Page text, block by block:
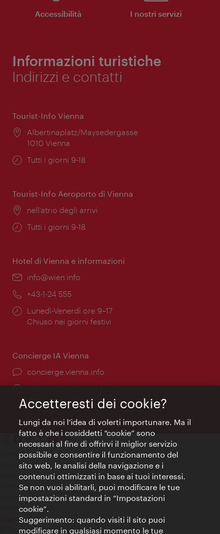
Accessibilità I nostri servizi
Informazioni turistiche
Indirizzi e contatti
Tourist-Info Vienna
Posizione:
Albertinaplatz/Maysedergasse
1010 Vienna
Orari
Tutti i giorni 9-18
Tourist-Info Aeroporto di Vienna
Posizione:
nell’atrio degli arrivi
Orari
Tutti i giorni 9-18
Hotel di Vienna e informazioni
Email:
info@wien.info
Telefono:
+43-1-24 555
Orari
di
Lunedì-Venerdì ore 9–17
Chiuso nei giorni festivi
Concierge IA Vienna
Ort:
concierge.vienna.info
Öffnungszeiten:
Informazioni 24 ore su 24
Contatti
Colophon
Dichiarazione sulla protezione dei dati
Terms of Use
Accessibilità
Contatto stampa
Impostazioni cookie
© Copyright WienTourismus
Accetteresti dei cookie?
Lungi da noi l’idea di volerti importunare. Ma il
fatto è che i cosiddetti “cookie” sono
necessari al fine di offrirvi il miglior servizio
possibile e consentire il funzionamento del
sito web, le analisi della navigazione e i
contenuti ottimizzati in base ai tuoi interessi.
Se non vuoi abilitarli, puoi modificare le tue
impostazioni standard in “Impostazioni
cookie”.
Suggerimento: quando visiti il sito puoi
modificare in qualsiasi momento le tue